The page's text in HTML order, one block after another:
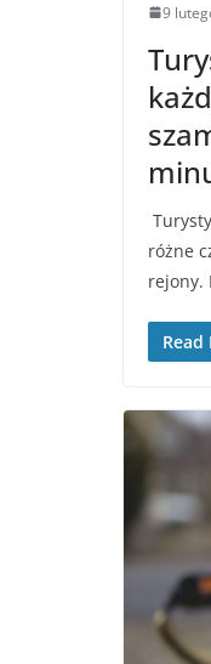
9
różne
rejony.
Read